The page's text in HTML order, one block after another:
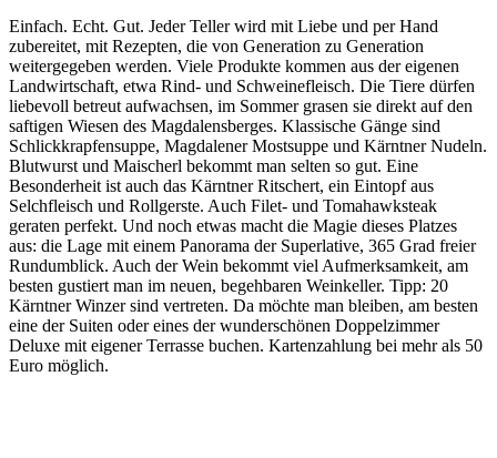
Einfach. Echt. Gut. Jeder Teller wird mit Liebe und per Hand
zubereitet, mit Rezepten, die von Generation zu Generation
weitergegeben werden. Viele Produkte kommen aus der eigenen
Landwirtschaft, etwa Rind- und Schweinefleisch. Die Tiere dürfen
liebevoll betreut aufwachsen, im Sommer grasen sie direkt auf den
saftigen Wiesen des Magdalensberges. Klassische Gänge sind
Schlickkrapfensuppe, Magdalener Mostsuppe und Kärntner Nudeln.
Blutwurst und Maischerl bekommt man selten so gut. Eine
Besonderheit ist auch das Kärntner Ritschert, ein Eintopf aus
Selchfleisch und Rollgerste. Auch Filet- und Tomahawksteak
geraten perfekt. Und noch etwas macht die Magie dieses Platzes
aus: die Lage mit einem Panorama der Superlative, 365 Grad freier
Rundumblick. Auch der Wein bekommt viel Aufmerksamkeit, am
besten gustiert man im neuen, begehbaren Weinkeller. Tipp: 20
Kärntner Winzer sind vertreten. Da möchte man bleiben, am besten
eine der Suiten oder eines der wunderschönen Doppelzimmer
Deluxe mit eigener Terrasse buchen. Kartenzahlung bei mehr als 50
Euro möglich.